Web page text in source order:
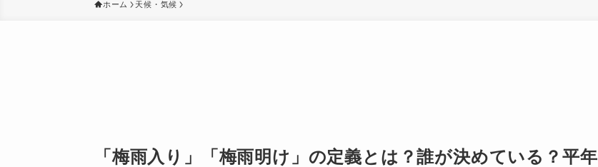
ホーム 天候・気候
「梅雨入り」「梅雨明け」の定義とは？誰が決めている？平年